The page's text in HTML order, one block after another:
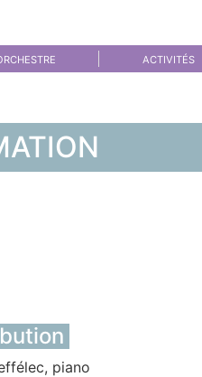
ACTIVITÉS
piano